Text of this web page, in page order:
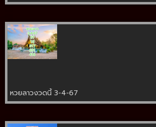
หวยลาวงวดนี้ 3-4-67